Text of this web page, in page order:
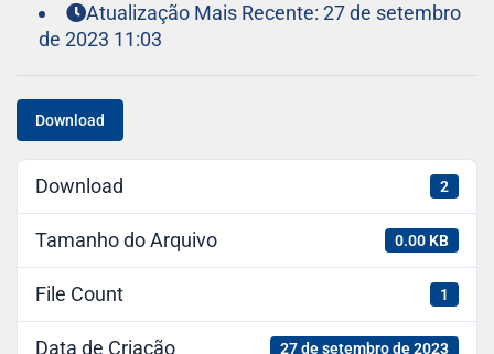
Atualização Mais Recente: 27 de setembro
de 2023 11:03
Download
Download 2
Tamanho do Arquivo 0.00 KB
File Count 1
Data de Criação 27 de setembro de 2023